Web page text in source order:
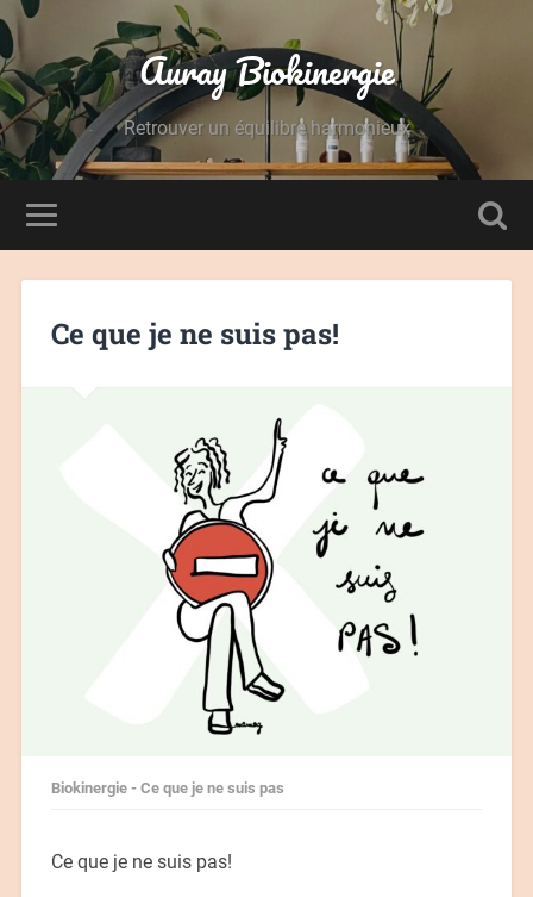
Auray Biokinergie
Retrouver un équilibre harmonieux
Ce que je ne suis pas!
Biokinergie - Ce que je ne suis pas
Ce que je ne suis pas!